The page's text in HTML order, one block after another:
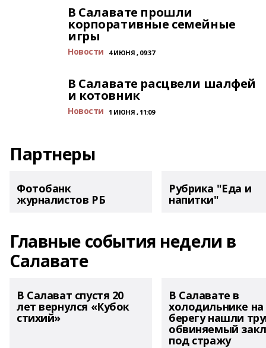
В Салавате прошли
корпоративные семейные
игры
Новости 4 ИЮНЯ , 09:37
В Салавате расцвели шалфей
и котовник
Новости 1 ИЮНЯ , 11:09
Партнеры
Фотобанк
журналистов РБ
Рубрика "Еда и
напитки"
Главные события недели в
Салавате
В Салават спустя 20
лет вернулся «Кубок
стихий»
В Салавате в
холодильнике на
берегу нашли
обвиняемый
под стражу